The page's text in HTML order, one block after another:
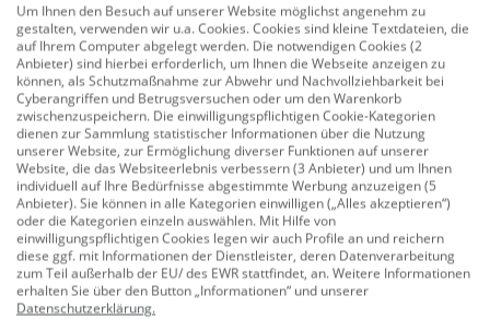
Der Primaster Sonnenschirm Ingenio in elegantem
Creme vereint stilvolles Design mit zuverlässigem
Sonnenschutz. Mit einem Durchmesser von 250 cm
bietet er ausreichend Schatten für Balkon, Terrasse
oder Garten. Die robuste Konstruktion sorgt für
Stabilität, während das zeitlose Farbdesign sich
harmonisch in jede Outdoor-Umgebung einfügt. Ideal
für entspannte Stunden im Freien an sonnigen Tagen.
UV-Schutz bis +80
Aufspannung mit Kurbel
Um Ihnen den Besuch auf unserer Website möglichst angenehm zu
gestalten, verwenden wir u.a. Cookies. Cookies sind kleine Textdateien, die
auf Ihrem Computer abgelegt werden. Die notwendigen Cookies (2
Anbieter) sind hierbei erforderlich, um Ihnen die Webseite anzeigen zu
können, als Schutzmaßnahme zur Abwehr und Nachvollziehbarkeit bei
Cyberangriffen und Betrugsversuchen oder um den Warenkorb
zwischenzuspeichern. Die einwilligungspflichtigen Cookie-Kategorien
dienen zur Sammlung statistischer Informationen über die Nutzung
unserer Website, zur Ermöglichung diverser Funktionen auf unserer
Website, die das Websiteerlebnis verbessern (3 Anbieter) und um Ihnen
individuell auf Ihre Bedürfnisse abgestimmte Werbung anzuzeigen (5
Anbieter). Sie können in alle Kategorien einwilligen („Alles akzeptieren“)
oder die Kategorien einzeln auswählen. Mit Hilfe von
einwilligungspflichtigen Cookies legen wir auch Profile an und reichern
diese ggf. mit Informationen der Dienstleister, deren Datenverarbeitung
zum Teil außerhalb der EU/ des EWR stattfindet, an. Weitere Informationen
erhalten Sie über den Button „Informationen“ und unserer
Datenschutzerklärung.